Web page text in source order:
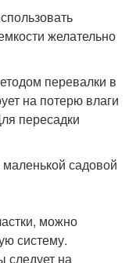
желательно
перевалки в
на потерю влаги
пересадки
садовой
можно
систему.
следует на